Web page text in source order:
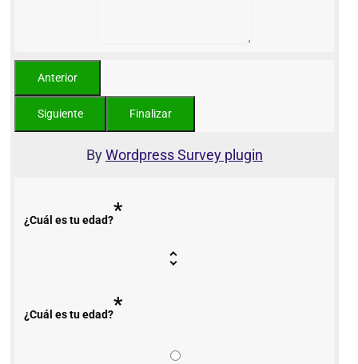
ByWordpress Survey plugin
¿Cuál es tu edad?*
¿Cuál es tu edad?*